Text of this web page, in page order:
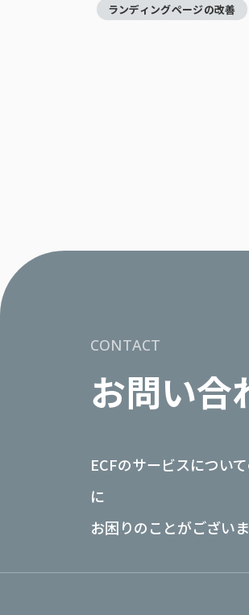
ランディングページの改善
CONTACT
お問い合
ECFのサービスについ
に
お困りのことがござい